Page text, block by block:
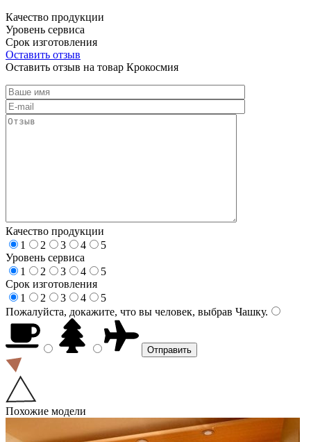
Качество продукции
Уровень сервиса
Срок изготовления
Оставить отзыв
Оставить отзыв на товар Крокосмия
Качество продукции
1
2 3 4
5
Уровень сервиса
1
2 3 4
5
Срок изготовления
1
2 3 4
5
Пожалуйста, докажите, что вы человек, выбрав Чашку.
Похожие модели